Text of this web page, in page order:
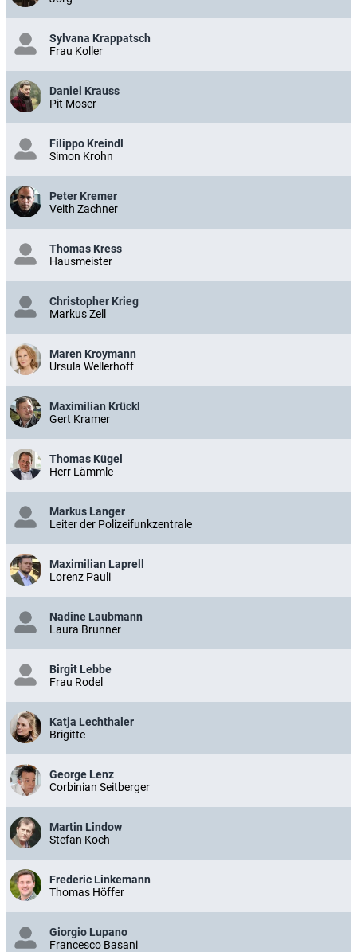
Sylvana Krappatsch
Frau Koller
Daniel Krauss
Pit Moser
Filippo Kreindl
Simon Krohn
Peter Kremer
Veith Zachner
Thomas Kress
Hausmeister
Christopher Krieg
Markus Zell
Maren Kroymann
Ursula Wellerhoff
Maximilian Krückl
Gert Kramer
Thomas Kügel
Herr Lämmle
Markus Langer
Leiter der Polizeifunkzentrale
Maximilian Laprell
Lorenz Pauli
Nadine Laubmann
Laura Brunner
Birgit Lebbe
Frau Rodel
Katja Lechthaler
Brigitte
George Lenz
Corbinian Seitberger
Martin Lindow
Stefan Koch
Frederic Linkemann
Thomas Höffer
Giorgio Lupano
Francesco Basani